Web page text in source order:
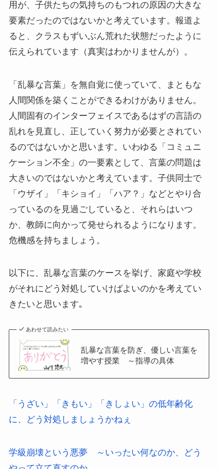
用が、子供たちの気持ちのもつれの原因の大きな
要素だったのではないかと考えています。報道よ
ると、クラスもずいぶん荒れた状態だったように
伝えられています（真実はわかりませんが）。
「乱暴な言葉」を無自覚に使っていて、まともな
人間関係を築くことができるわけがありません。
人間固有のインターフェイスであるはずの言語の
乱れを見直し、正していく努力が必要とされてい
るのではないかと思います。いわゆる「コミュニ
ケーション不全」の一要素として、言葉の問題は
大きいのではないかと考えています。子供同士で
「ウザイ」「キショイ」「ハア？」などとやり合
っているのを見過ごしていると、それらはいつ
か、教師に向かって発せられるようになります。
危機感を持ちましょう。
以下に、乱暴な言葉のケースを挙げ、家庭や学校
がそれにどう対処していけばよいのかを考えてい
きたいと思います｡
あわせて読みたい
乱暴な言葉を防ぎ、優しい言葉を
増やす授業 ～指導の具体
「うざい」「きもい」「きしょい」の低年齢化
に、どう対処しましょうかねぇ
学級崩壊という悪夢 ～いったい何なのか、どう